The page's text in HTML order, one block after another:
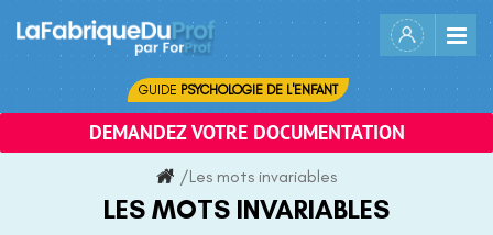
content
GUIDE PSYCHOLOGIE DE L'ENFANT
DEMANDEZ VOTRE DOCUMENTATION
/Les mots invariables
LES MOTS INVARIABLES